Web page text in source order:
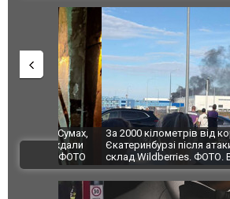
За 2000 кілометрів від кордону з
Єкатеринбурзі після атаки дронів
склад Wildberries. ФОТО. ВІДЕО
ВІДЕО